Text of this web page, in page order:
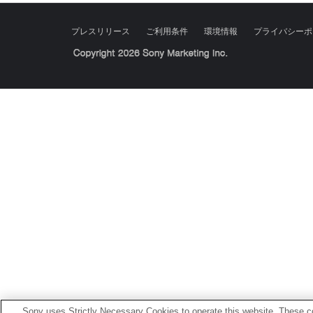
プレスリリース ご利用条件 環境情報 プライバシー
Sony Corporation, Sony Marketing Inc.